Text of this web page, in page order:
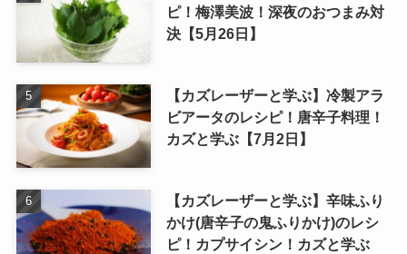
ピ！梅澤美波！深夜のおつまみ対
決【5月26日】
【カズレーザーと学ぶ】冷製アラ
ビアータのレシピ！唐辛子料理！
カズと学ぶ【7月2日】
【カズレーザーと学ぶ】辛味ふり
かけ(唐辛子の鬼ふりかけ)のレシ
ピ！カプサイシン！カズと学ぶ